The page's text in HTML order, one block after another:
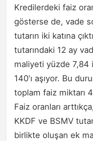
Kredilerdeki faiz
gösterse de, vade
tutarın iki katına
tutarındaki 12 ay
maliyeti yüzde 7,84
140'ı aşıyor. Bu
toplam faiz miktarı
Faiz oranları
KKDF ve BSMV
birlikte oluşan ek